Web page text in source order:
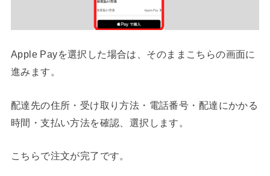
Apple Payを選択した場合は、そのままこちらの画面に
進みます。
配達先の住所・受け取り方法・電話番号・配達にかかる
時間・支払い方法を確認、選択します。
こちらで注文が完了です。